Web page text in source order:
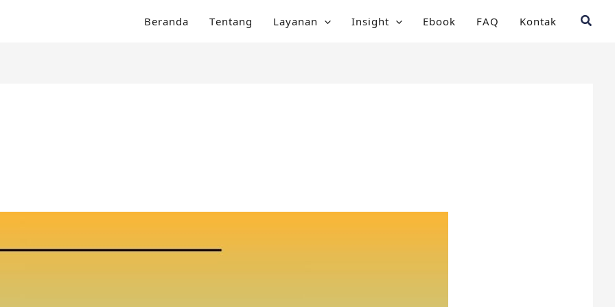
Beranda Tentang Layanan Insight Ebook FAQ Kontak